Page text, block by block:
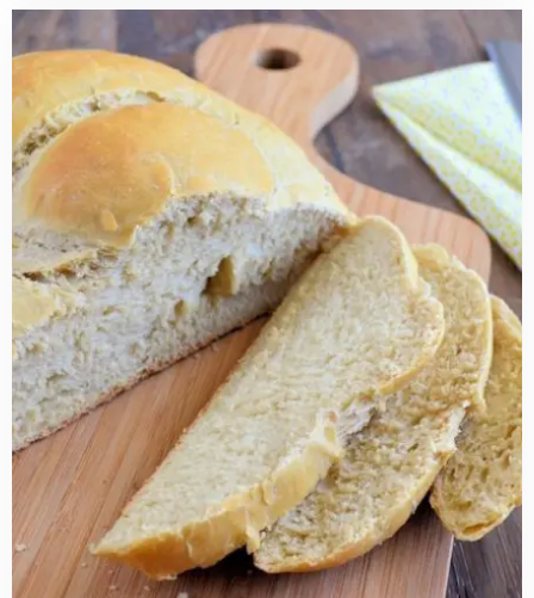
Read
more
about
Volkorenbrood